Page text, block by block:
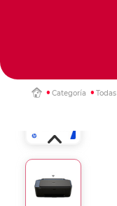
Categoría Todas